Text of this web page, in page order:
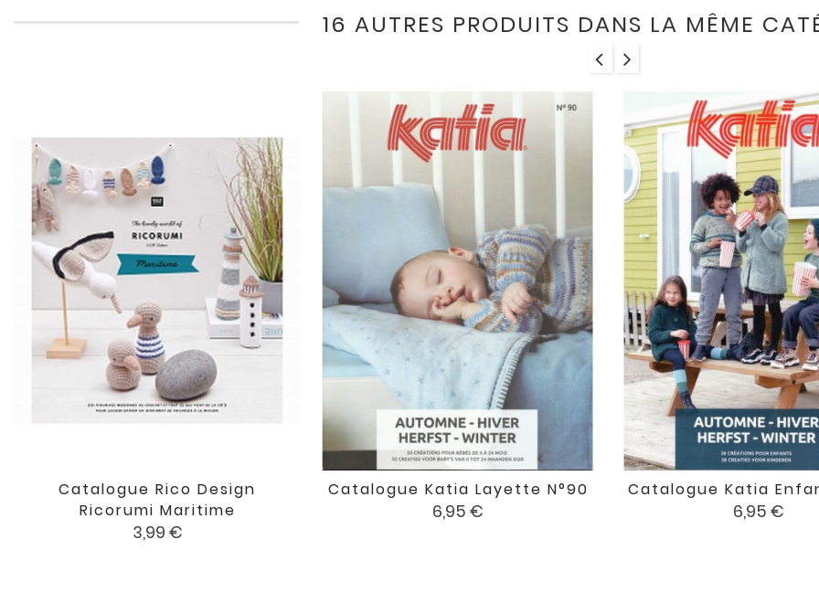
16 AUTRES PRODUITS DANS LA MÊME
Catalogue Rico Design
Ricorumi Maritime
Prix
3,99 €
 favorite Catalogue Katia Layette N°90
Prix
6,95 € favorite Catalogue Katia
Prix
6,95 €